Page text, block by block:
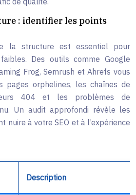
: identifier les points
la structure est essentiel pour
Des outils comme Google
Frog, Semrush et Ahrefs vous
pages orphelines, les chaînes de
404 et les problèmes de
Un audit approfondi révèle les
nuire à votre SEO et à l’expérience
Description